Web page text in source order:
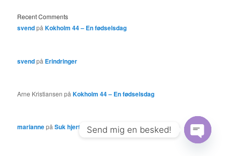
Recent Comments
svendpåKokholm 44 – En fødselsdag
svendpå Erindringer
Arne Kristiansen påKokholm 44 – En fødselsdag
mariannepåSuk hjerte Send mig en besked!